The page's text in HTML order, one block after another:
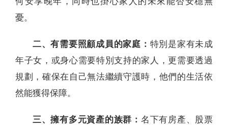
憂。
二、有需要照顧成員的家庭： 特別是家有未成
年子女，或身心需要特別支持的家人，更需要透過
規劃，確保在自己無法繼續守護時，他們的生活依
然能獲得保障。
三、擁有多元資產的族群： 名下有房產、股票